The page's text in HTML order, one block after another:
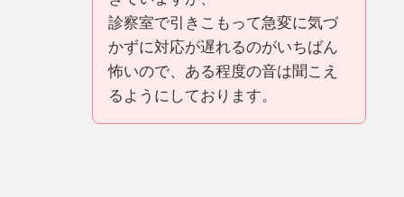
診察室で引きこもって急変に気づ
かずに対応が遅れるのがいちばん
怖いので、ある程度の音は聞こえ
るようにしております。